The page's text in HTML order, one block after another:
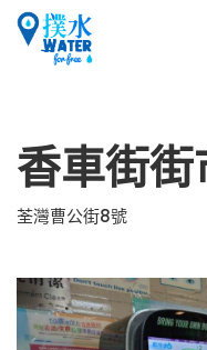
下
下
香車街街
荃灣曹公街8號